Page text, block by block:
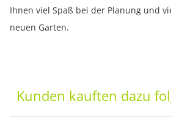
Ihnen viel Spaß bei der Planung und
neuen Garten.
Kunden kauften dazu